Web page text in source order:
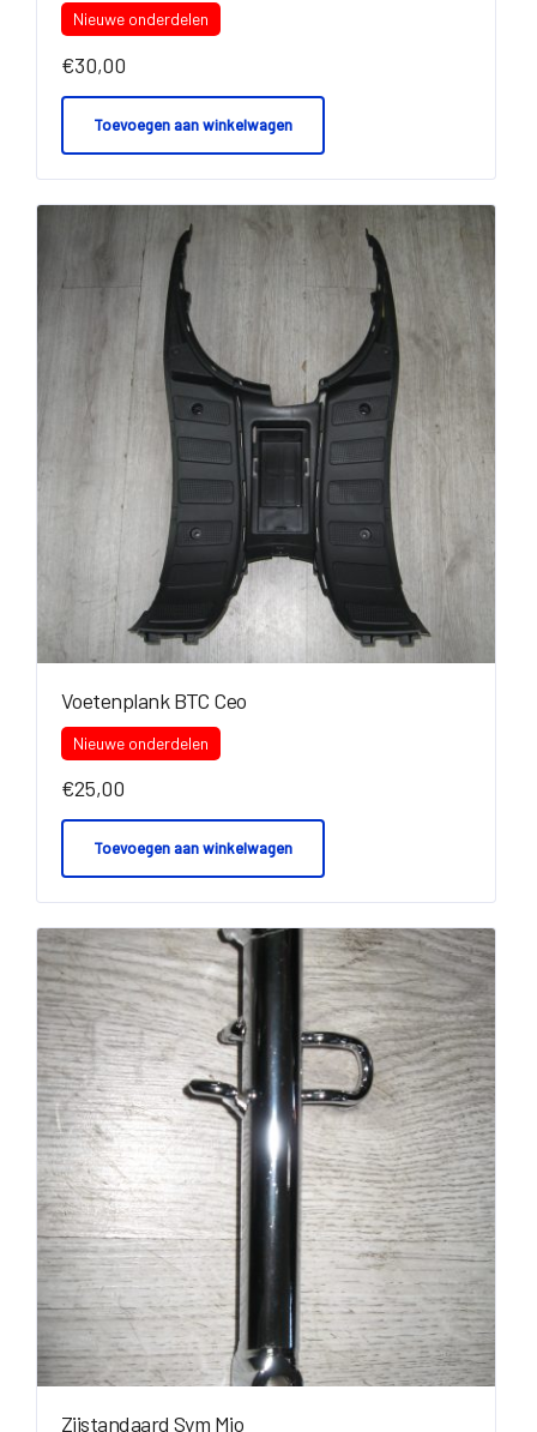
Nieuwe onderdelen
€30,00
Toevoegen aan winkelwagen
Voetenplank BTC Ceo
Nieuwe onderdelen
€25,00
Toevoegen aan winkelwagen
Zijstandaard Sym Mio